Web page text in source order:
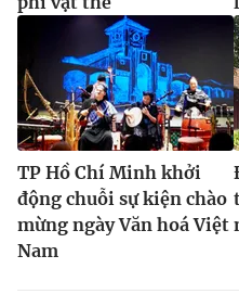
TP Hồ Chí Minh khởi
động chuỗi sự kiện chào
mừng ngày Văn hoá Việt
Nam